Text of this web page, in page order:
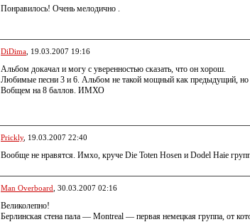
Понравилось! Очень мелодично .
DiDima , 19.03.2007 19:16
Альбом докачал и могу с уверенностью сказать, что он хорош.
Любимые песни 3 и 6. Альбом не такой мощный как предыдущий,
Вобщем на 8 баллов. ИМХО
Prickly, 19.03.2007 22:40
Вообще не нравятся. Имхо, круче Die Toten Hosen и Dodel Haie
Man Overboard , 30.03.2007 02:16
Великолепно!
Берлинская стена пала — Montreal — первая немецкая группа, от